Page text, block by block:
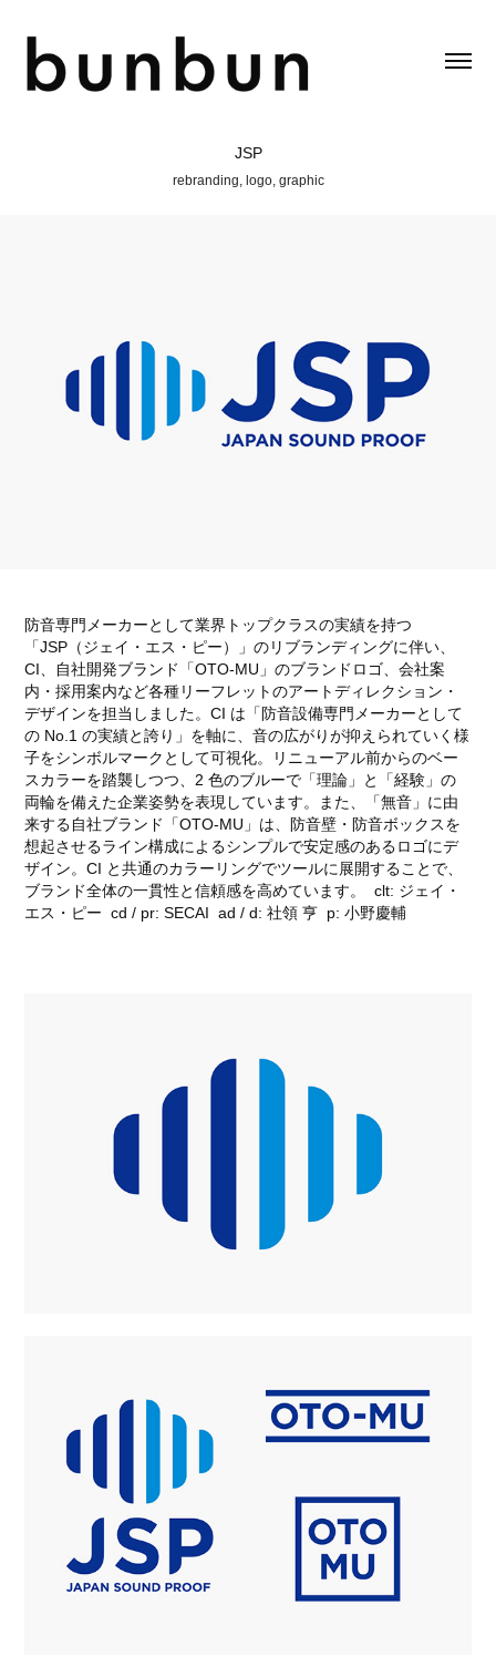
JSP
rebranding, logo, graphic
防音専門メーカーとして業界トップクラスの実績を持つ
「JSP（ジェイ・エス・ピー）」のリブランディングに伴い、
CI、自社開発ブランド「OTO-MU」のブランドロゴ、会社案
内・採用案内など各種リーフレットのアートディレクション・
デザインを担当しました。CI は「防音設備専門メーカーとして
の No.1 の実績と誇り」を軸に、音の広がりが抑えられていく様
子をシンボルマークとして可視化。リニューアル前からのベー
スカラーを踏襲しつつ、2 色のブルーで「理論」と「経験」の
両輪を備えた企業姿勢を表現しています。また、「無音」に由
来する自社ブランド「OTO-MU」は、防音壁・防音ボックスを
想起させるライン構成によるシンプルで安定感のあるロゴにデ
ザイン。CI と共通のカラーリングでツールに展開することで、
ブランド全体の一貫性と信頼感を高めています。 clt: ジェイ・
エス・ピー cd / pr: SECAI ad / d: 社領 亨 p: 小野慶輔